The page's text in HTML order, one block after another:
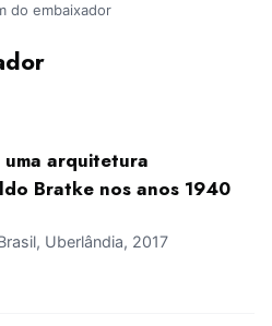
do embaixador
uma arquitetura
Bratke nos anos 1940
Uberlândia, 2017